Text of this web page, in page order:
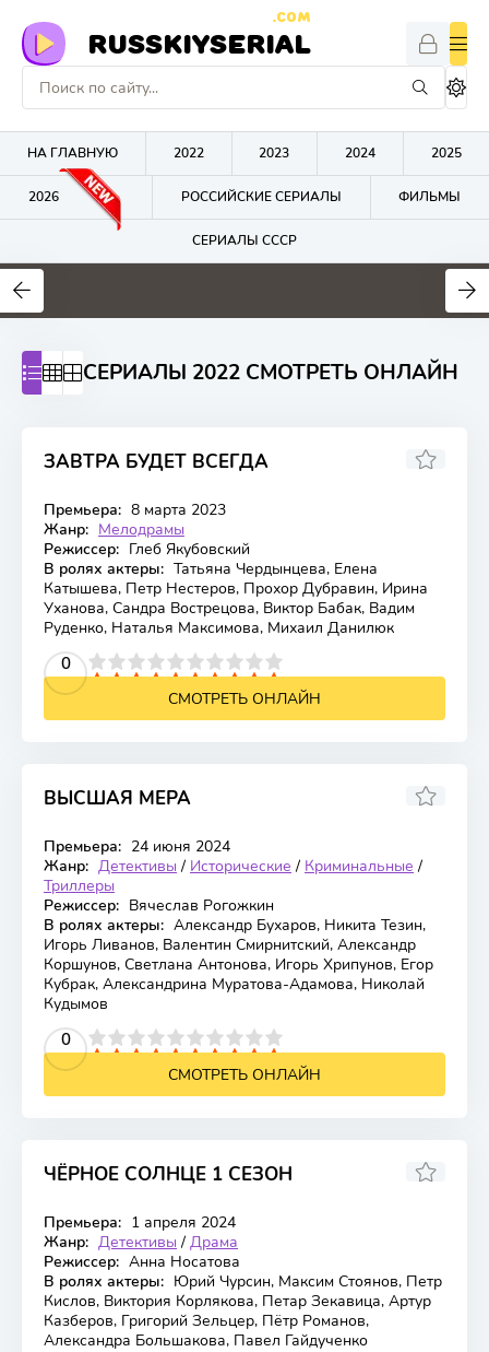
RUSSKIYSERIAL
.COM
НА ГЛАВНУЮ 2022 2023 2024 2025
2026 РОССИЙСКИЕ СЕРИАЛЫ ФИЛЬМЫ
СЕРИАЛЫ СССР
0
СЕРИАЛЫ 2022 СМОТРЕТЬ ОНЛАЙН
ЗАВТРА БУДЕТ ВСЕГДА
Премьера: 8 марта 2023
Жанр: Мелодрамы
Режиссер: Глеб Якубовский
В ролях актеры: Татьяна Чердынцева, Елена
Катышева, Петр Нестеров, Прохор Дубравин, Ирина
Уханова, Сандра Вострецова, Виктор Бабак, Вадим
Руденко, Наталья Максимова, Михаил Данилюк
0
4 5 6 7 8 9 10
СМОТРЕТЬ ОНЛАЙН
ВЫСШАЯ МЕРА
Премьера: 24 июня 2024
Жанр: Детективы / Исторические / Криминальные /
Триллеры
Режиссер: Вячеслав Рогожкин
В ролях актеры: Александр Бухаров, Никита Тезин,
Игорь Ливанов, Валентин Смирнитский, Александр
Коршунов, Светлана Антонова, Игорь Хрипунов, Егор
Кубрак, Александрина Муратова-Адамова, Николай
Кудымов
0
4 5 6 7 8 9 10
СМОТРЕТЬ ОНЛАЙН
ЧЁРНОЕ СОЛНЦЕ 1 СЕЗОН
Премьера: 1 апреля 2024
Жанр: Детективы / Драма
Режиссер: Анна Носатова
В ролях актеры: Юрий Чурсин, Максим Стоянов, Петр
Кислов, Виктория Корлякова, Петар Зекавица, Артур
Казберов, Григорий Зельцер, Пётр Романов,
Александра Большакова, Павел Гайдученко